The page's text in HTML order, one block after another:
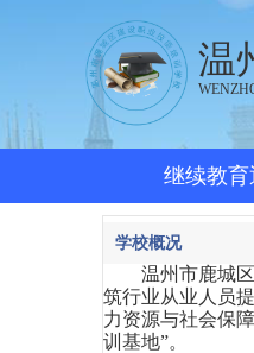
温
继续教
学校概况
温州市鹿城
筑行业从业人员
力资源与社会保
训基地”。